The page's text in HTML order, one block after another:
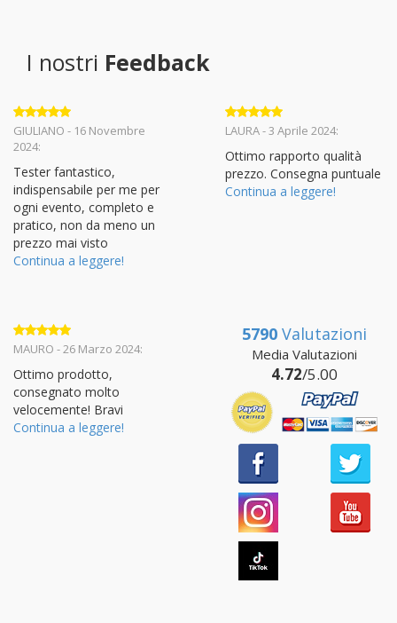
I nostri Feedback
Valutato 5
su 5
GIULIANO - 16 Novembre
2024:
Tester fantastico,
indispensabile per me per
ogni evento, completo e
pratico, non da meno un
prezzo mai visto
Continua a leggere!
Valutato 5
LAURA - 3 Aprile 2024:
Ottimo rapporto qualità
prezzo. Consegna puntuale
Continua a leggere!
Valutato5
MAURO - 26 Marzo 2024:
Ottimo prodotto,
consegnato molto
velocemente! Bravi
Continua a leggere!
5790 Valutazioni
Media Valutazioni
4.72/5.00